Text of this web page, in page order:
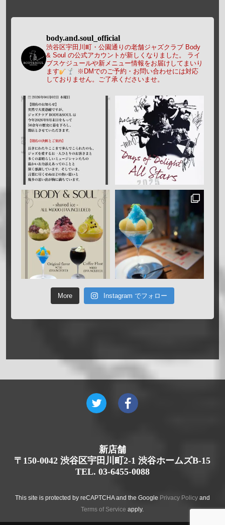
body.and.soul_official
渋谷区宇田川町・公園通りの老舗ジャズクラブ Body
& Soul の公式アカウントが新しくなりました。
ライ
ブスケジュールや新メニュー情報をお届けしてまいり
ます
※DMでのご予約・お問い合わせには対応
しておりません。ご了承くださいませ。
More Instagram でフォロー
新店舗
〒150-0042 渋谷区宇田川町2-1 渋谷ホームズB-15
TEL. 03-6455-0088
This site is protected by reCAPTCHA and the Google Privacy Policyand
Terms of Service apply.